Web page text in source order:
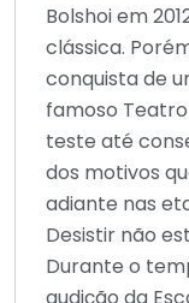
Bolshoi em
clássica.
conquista de
famoso
teste até
dos motivos
adiante nas
Desistir não
Durante o
audição da